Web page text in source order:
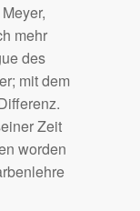
mehr
des
mit dem
Zeit
worden